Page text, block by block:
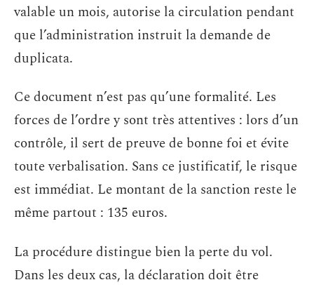
valable un mois, autorise la circulation pendant
que l’administration instruit la demande de
duplicata.
Ce document n’est pas qu’une formalité. Les
forces de l’ordre y sont très attentives : lors d’un
contrôle, il sert de preuve de bonne foi et évite
toute verbalisation. Sans ce justificatif, le risque
est immédiat. Le montant de la sanction reste le
même partout : 135 euros.
La procédure distingue bien la perte du vol.
Dans les deux cas, la déclaration doit être